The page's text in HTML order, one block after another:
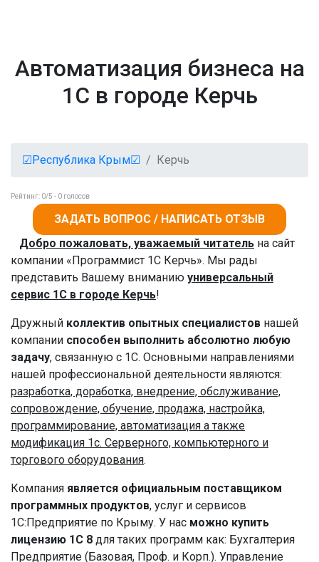
Автоматизация бизнеса на
1С в городе Керчь
☑Республика Крым☑ Керчь
Рейтинг: 0/5 - 0 голосов
ЗАДАТЬ ВОПРОС / НАПИСАТЬ ОТЗЫВ
Добро пожаловать, уважаемый читатель на сайт
компании «Программист 1С Керчь». Мы рады
представить Вашему вниманию универсальный
сервис 1С в городе Керчь!
Дружный коллектив опытных специалистов нашей
компании способен выполнить абсолютно любую
задачу, связанную с 1С. Основными направлениями
нашей профессиональной деятельности являются:
разработка, доработка, внедрение, обслуживание,
сопровождение, обучение, продажа, настройка,
программирование, автоматизация а также
модификация 1с. Серверного, компьютерного и
торгового оборудования.
Компания является официальным поставщиком
программных продуктов, услуг и сервисов
1С:Предприятие по Крыму. У нас можно купить
лицензию 1С 8 для таких программ как: Бухгалтерия
Предприятие (Базовая, Проф. и Корп.). Управление